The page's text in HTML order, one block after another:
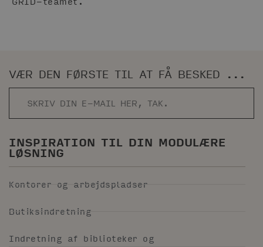
VÆR DEN FØRSTE TIL AT FÅ BESKED ...
INSPIRATION TIL DIN MODULÆRE
LØSNING
Kontorer og arbejdspladser
Butiksindretning
Indretning af biblioteker og